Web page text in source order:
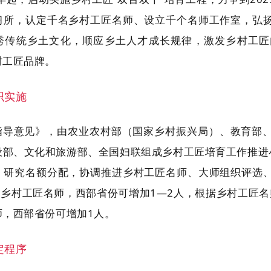
，认定千名乡村工匠名师、设立千个名师工作室，弘
传统乡土文化，顺应乡土人才成长规律，激发乡村工
匠品牌。
实施
意见》，由农业农村部（国家乡村振兴局）、教育部
、文化和旅游部、全国妇联组成乡村工匠培育工作推
究名额分配，协调推进乡村工匠名师、大师组织评选
村工匠名师，西部省份可增加1—2人，根据乡村工匠
西部省份可增加1人。
程序